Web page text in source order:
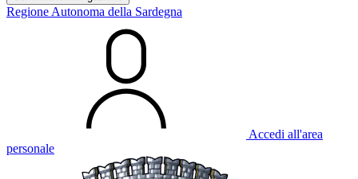
Regione Autonoma della Sardegna
Accedi all'area
personale